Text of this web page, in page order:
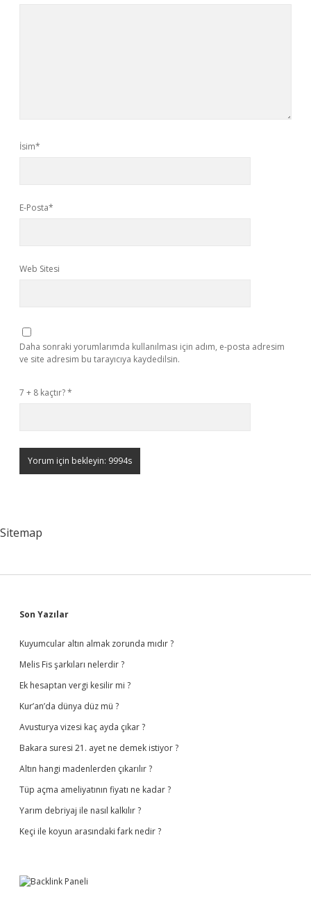
İsim*
E-Posta*
Web Sitesi
Daha sonraki yorumlarımda kullanılması için adım, e-posta adresim
ve site adresim bu tarayıcıya kaydedilsin.
7 + 8 kaçtır?*
Sitemap
Sidebar
Son Yazılar
Kuyumcular altın almak zorunda mıdır ?
Melis Fis şarkıları nelerdir ?
Ek hesaptan vergi kesilir mi ?
Kur’an’da dünya düz mü ?
Avusturya vizesi kaç ayda çıkar ?
Bakara suresi 21. ayet ne demek istiyor ?
Altın hangi madenlerden çıkarılır ?
Tüp açma ameliyatının fiyatı ne kadar ?
Yarım debriyaj ile nasıl kalkılır ?
Keçi ile koyun arasındaki fark nedir ?